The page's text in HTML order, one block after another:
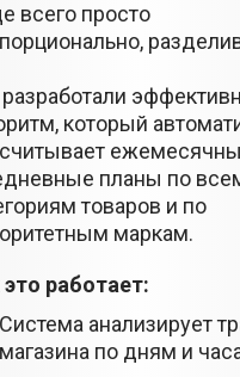
Система анализирует
магазина по дням и
всего просто
который
планы по
товаров и по
маркам.
это работает: